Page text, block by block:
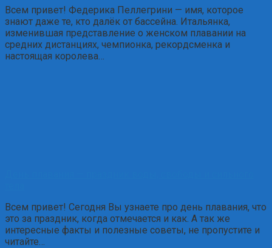
Всем привет! Федерика Пеллегрини — имя, которое
знают даже те, кто далёк от бассейна. Итальянка,
изменившая представление о женском плавании на
средних дистанциях, чемпионка, рекордсменка и
настоящая королева…
Всем привет! Сегодня Вы узнаете про день плавания, что
это за праздник, когда отмечается и как. А так же
интересные факты и полезные советы, не пропустите и
читайте…